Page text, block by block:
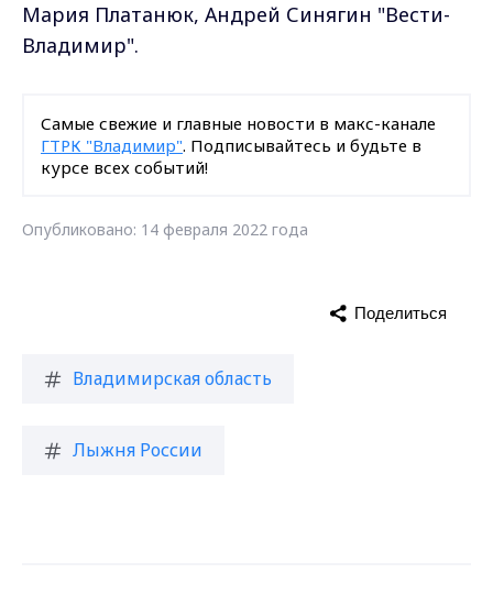
Мария Платанюк, Андрей Синягин "Вести-
Владимир".
Самые свежие и главные новости в макс-канале
ГТРК "Владимир". Подписывайтесь и будьте в
курсе всех событий!
Опубликовано: 14 февраля 2022 года
Владимирская область
Лыжня России
Поделиться